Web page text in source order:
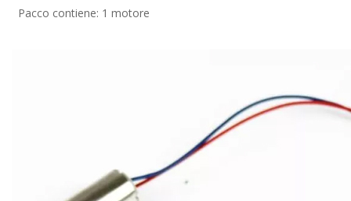
Pacco contiene: 1 motore